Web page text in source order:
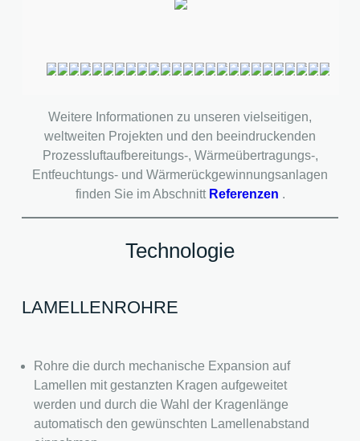
Weitere Informationen zu unseren vielseitigen,
weltweiten Projekten und den beeindruckenden
Prozessluftaufbereitungs-, Wärmeübertragungs-,
Entfeuchtungs- und Wärmerückgewinnungsanlagen
finden Sie im Abschnitt Referenzen .
Technologie
LAMELLENROHRE
Rohre die durch mechanische Expansion auf
Lamellen mit gestanzten Kragen aufgeweitet
werden und durch die Wahl der Kragenlänge
automatisch den gewünschten Lamellenabstand